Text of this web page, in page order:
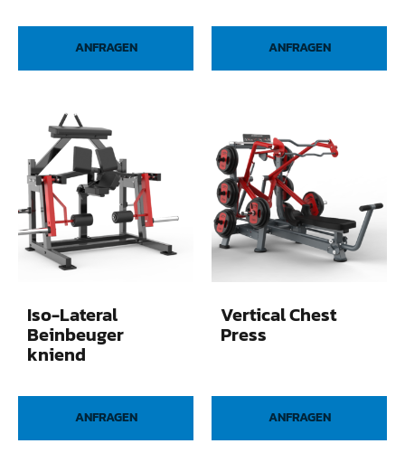
ANFRAGEN ANFRAGEN
Iso-Lateral
Beinbeuger
kniend
ANFRAGEN
Vertical Chest
Press
ANFRAGEN